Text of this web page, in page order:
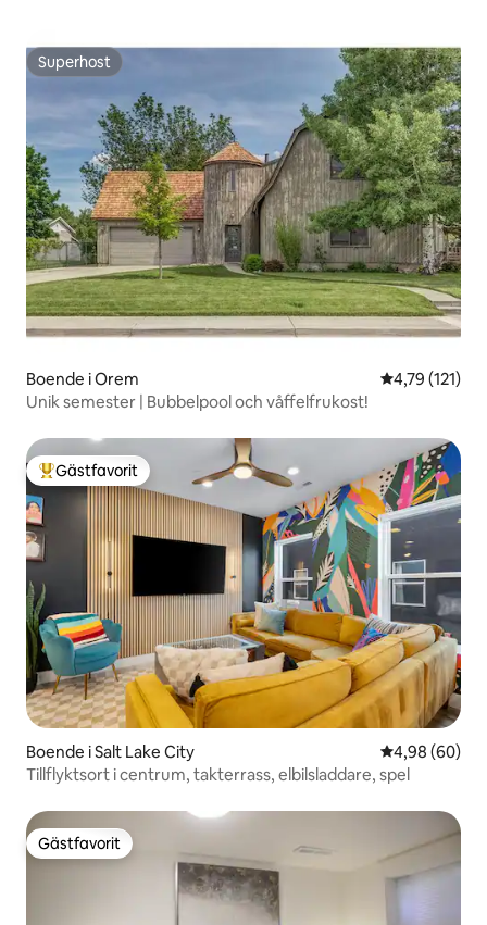
Superhost
Superhost
Boende i Orem 4,79 av 5 i
4,79 (121)
Unik semester | Bubbelpool och våffelfrukost!
Populär gästfavorit
Gästfavorit
Boende i Salt Lake City 4,98 av 5 i
4,98 (60)
Tillflyktsort i centrum, takterrass, elbilsladdare, spel
Gästfavorit
Gästfavorit